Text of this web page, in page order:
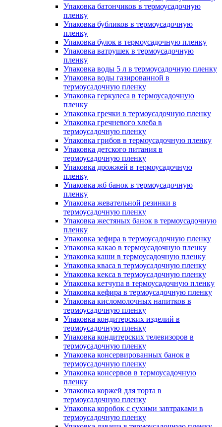
Упаковка батончиков в термоусадочную
пленку
Упаковка бубликов в термоусадочную
пленку
Упаковка булок в термоусадочную пленку
Упаковка ватрушек в термоусадочную
пленку
Упаковка воды 5 л в термоусадочную пленку
Упаковка воды газированной в
термоусадочную пленку
Упаковка геркулеса в термоусадочную
пленку
Упаковка гречки в термоусадочную пленку
Упаковка гречневого хлеба в
термоусадочную пленку
Упаковка грибов в термоусадочную пленку
Упаковка детского питания в
термоусадочную пленку
Упаковка дрожжей в термоусадочную
пленку
Упаковка жб банок в термоусадочную
пленку
Упаковка жевательной резинки в
термоусадочную пленку
Упаковка жестяных банок в термоусадочную
пленку
Упаковка зефира в термоусадочную пленку
Упаковка какао в термоусадочную пленку
Упаковка каши в термоусадочную пленку
Упаковка кваса в термоусадочную пленку
Упаковка кекса в термоусадочную пленку
Упаковка кетчупа в термоусадочную пленку
Упаковка кефира в термоусадочную пленку
Упаковка кисломолочных напитков в
термоусадочную пленку
Упаковка кондитерских изделий в
термоусадочную пленку
Упаковка кондитерских телевизоров в
термоусадочную пленку
Упаковка консервированных банок в
термоусадочную пленку
Упаковка консервов в термоусадочную
пленку
Упаковка коржей для торта в
термоусадочную пленку
Упаковка коробок с сухими завтраками в
термоусадочную пленку